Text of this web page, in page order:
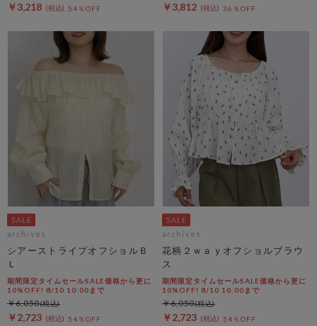
￥3,218 54％OFF ￥3,812 36％OFF
archives
シアーストライプオフショルＢ
Ｌ
期間限定タイムセールSALE価格から更に
10%OFF! 8/10 10:00まで
￥2,723 54％OFF
￥6,050
archives
花柄２ｗａｙオフショルブラウ
ス
期間限定タイムセールSALE価格から更に
10%OFF! 8/10 10:00まで
￥2,723 54％OFF
￥6,050